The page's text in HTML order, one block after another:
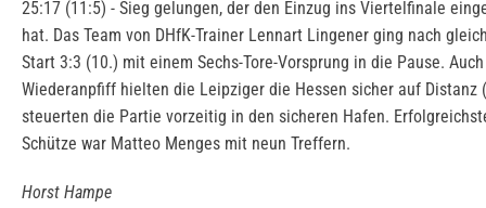
25:17 (11:5) - Sieg gelungen, der den Einzug ins Viertelfinale
hat. Das Team von DHfK-Trainer Lennart Lingener ging nach
Start 3:3 (10.) mit einem Sechs-Tore-Vorsprung in die Pause.
Wiederanpfiff hielten die Leipziger die Hessen sicher auf Distanz
steuerten die Partie vorzeitig in den sicheren Hafen.
Schütze war Matteo Menges mit neun Treffern.
Horst Hampe